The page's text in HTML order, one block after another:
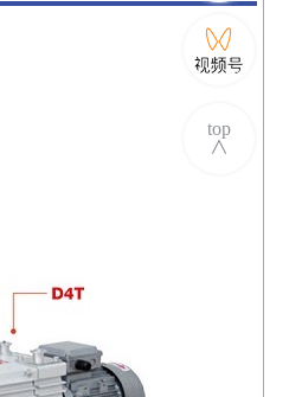
top
∧